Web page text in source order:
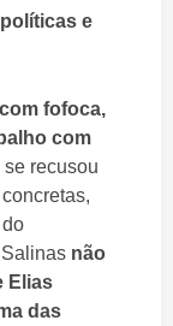
e
fofoca,
com
se recusou
não
Elias
das